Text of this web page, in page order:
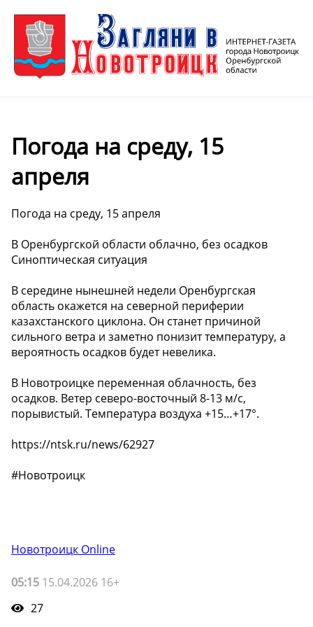
Погода на среду, 15
апреля
Погода на среду, 15 апреля
В Оренбургской области облачно, без осадков
Синоптическая ситуация
В середине нынешней недели Оренбургская
область окажется на северной периферии
казахстанского циклона. Он станет причиной
сильного ветра и заметно понизит температуру, а
вероятность осадков будет невелика.
В Новотроицке переменная облачность, без
осадков. Ветер северо-восточный 8-13 м/с,
порывистый. Температура воздуха +15…+17°.
https://ntsk.ru/news/62927
#Новотроицк
Новотроицк Online
05:15 15.04.2026 16+
27